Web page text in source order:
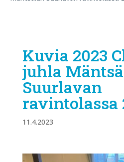
Kuvia 2023
juhla
Suurlavan
ravintolassa
11.4.2023